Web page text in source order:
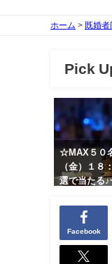
ホーム > 既婚者
Pick
☆MAX５０
（金）１８
選で当たる
余裕のある
と美容好き
性の既婚者
＠池袋】
Facebook